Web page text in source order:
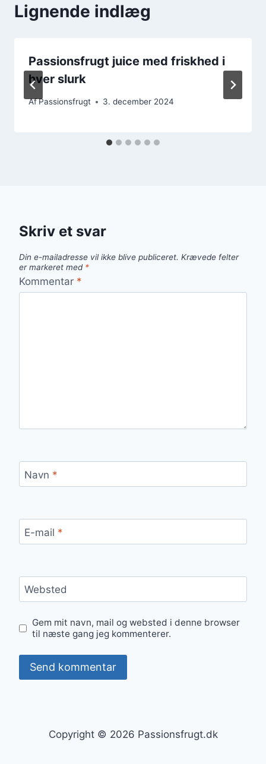
Lignende indlæg
Passionsfrugt juice med friskhed i
hver slurk
AfPassionsfrugt 3. december 2024
Skriv et svar
Din e-mailadresse vil ikke blive publiceret. Krævede felter
er markeret med *
Kommentar *
Navn *
E-mail *
Websted
Gem mit navn, mail og websted i denne browser
til næste gang jeg kommenterer.
Copyright © 2026 Passionsfrugt.dk